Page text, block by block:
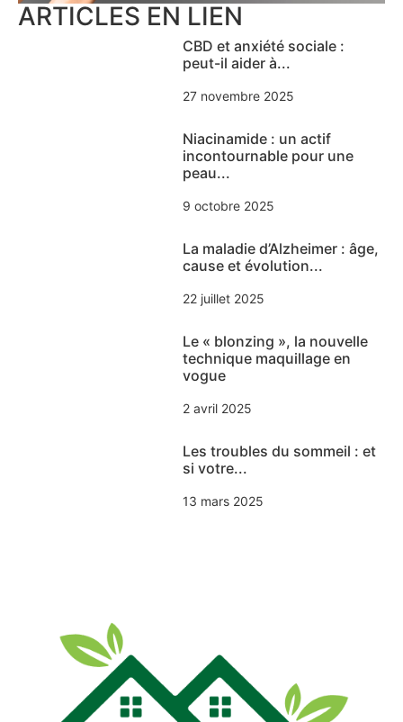
ARTICLES EN LIEN
CBD et anxiété sociale :
peut-il aider à...
27 novembre 2025
Niacinamide : un actif
incontournable pour une
peau...
9 octobre 2025
La maladie d’Alzheimer : âge,
cause et évolution...
22 juillet 2025
Le « blonzing », la nouvelle
technique maquillage en
vogue
2 avril 2025
Les troubles du sommeil : et
si votre...
13 mars 2025